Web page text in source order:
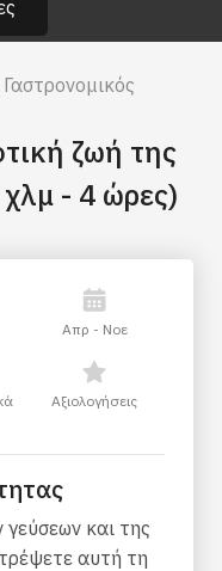
Γαστρονομικός
ζωή της
- 4 ώρες)
Απρ - Νοε
Αξιολογήσεις
και της
αυτή τη